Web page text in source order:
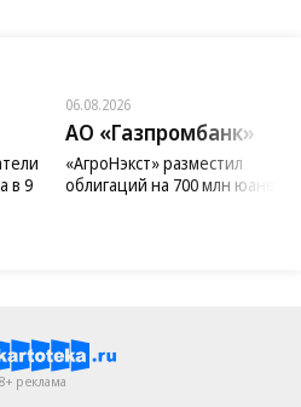
в 9
06.08.2026
АО «Газпромбанк»
«АгроНэкст» разместил
облигаций на 700 млн юаней
реклама